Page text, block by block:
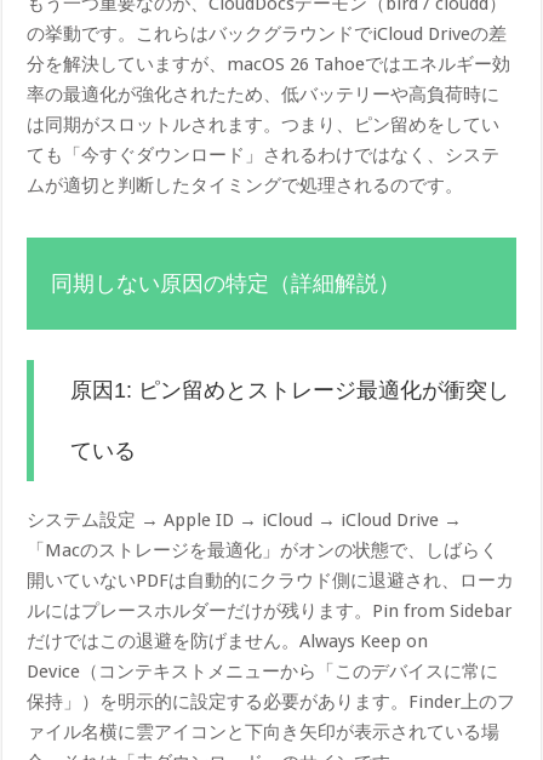
の挙動です。これらはバックグラウンドでiCloud Driveの差
分を解決していますが、macOS 26 Tahoeではエネルギー効
率の最適化が強化されたため、低バッテリーや高負荷時に
は同期がスロットルされます。つまり、ピン留めをしてい
ても「今すぐダウンロード」されるわけではなく、システ
ムが適切と判断したタイミングで処理されるのです。
同期しない原因の特定（詳細解説）
原因1: ピン留めとストレージ最適化が衝突し
ている
システム設定 → Apple ID → iCloud → iCloud Drive →
「Macのストレージを最適化」がオンの状態で、しばらく
開いていないPDFは自動的にクラウド側に退避され、ローカ
ルにはプレースホルダーだけが残ります。Pin from Sidebar
だけではこの退避を防げません。Always Keep on
Device（コンテキストメニューから「このデバイスに常に
保持」）を明示的に設定する必要があります。Finder上のフ
ァイル名横に雲アイコンと下向き矢印が表示されている場